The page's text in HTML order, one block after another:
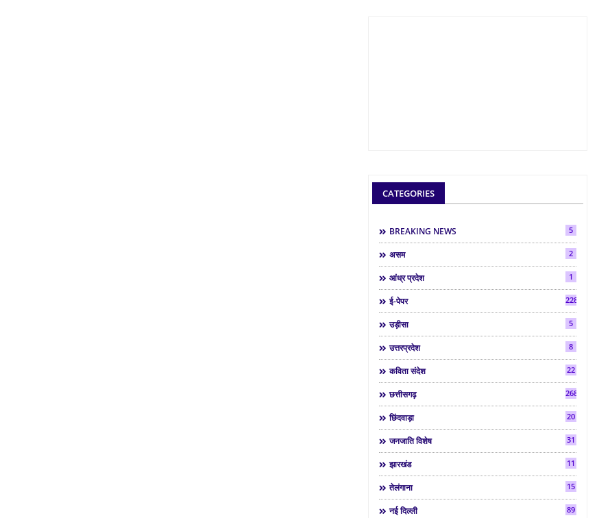
CATEGORIES
BREAKING NEWS 5
असम 2
आंध्र प्रदेश 1
ई-पेपर 2286
उड़ीसा 5
उत्तरप्रदेश 8
कविता संदेश 22
छत्तीसगढ़ 268
छिंदवाड़ा 20
जनजाति विशेष 31
झारखंड 11
तेलंगाना 15
नई दिल्ली 89